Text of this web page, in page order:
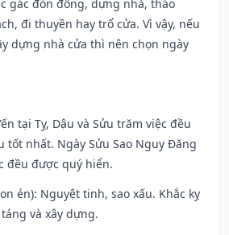
gác đòn đông, dựng nhà, tháo
đi thuyền hay trổ cửa. Vì vậy, nếu
dựng nhà cửa thì nên chọn ngày
tại Tỵ, Dậu và Sửu trăm việc đều
tốt nhất. Ngày Sửu Sao Nguy Đăng
đều được quý hiển.
én): Nguyệt tinh, sao xấu. Khắc kỵ
và xây dựng.